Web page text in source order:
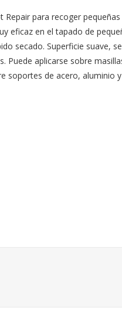
Repair para recoger
eficaz en el tapado de
secado. Superficie suave,
Puede aplicarse sobre
soportes de acero, aluminio